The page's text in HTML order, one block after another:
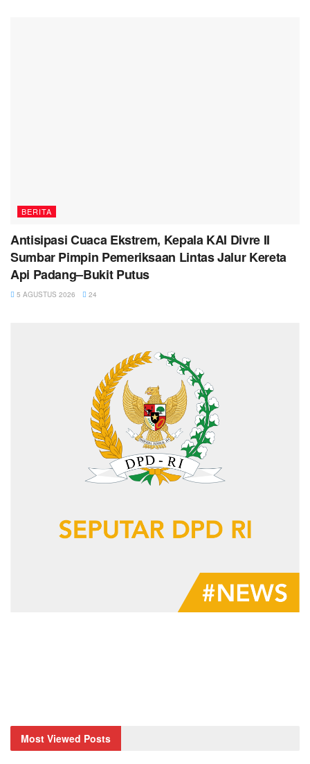
BERITA
Antisipasi Cuaca Ekstrem, Kepala KAI Divre II
Sumbar Pimpin Pemeriksaan Lintas Jalur Kereta
Api Padang–Bukit Putus
5 AGUSTUS 2026 24
Most Viewed Posts